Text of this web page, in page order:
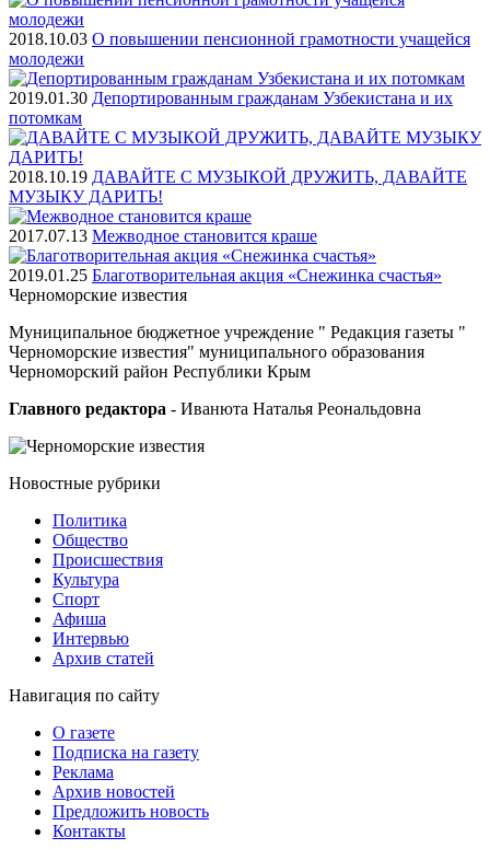
2018.10.03 О повышении пенсионной грамотности учащейся
молодежи
2019.01.30 Депортированным гражданам Узбекистана и их
потомкам
2018.10.19 ДАВАЙТЕ С МУЗЫКОЙ ДРУЖИТЬ, ДАВАЙТЕ
МУЗЫКУ ДАРИТЬ!
2017.07.13 Межводное становится краше
2019.01.25 Благотворительная акция «Снежинка счастья»
Черноморские известия
Муниципальное бюджетное учреждение " Редакция газеты "
Черноморские известия" муниципального образования
Черноморский район Республики Крым
Главного редактора - Иванюта Наталья Реональдовна
Новостные рубрики
Политика
Общество
Проиcшествия
Культура
Спорт
Афиша
Интервью
Архив статей
Навигация по сайту
О газете
Подписка на газету
Реклама
Архив новостей
Предложить новость
Контакты